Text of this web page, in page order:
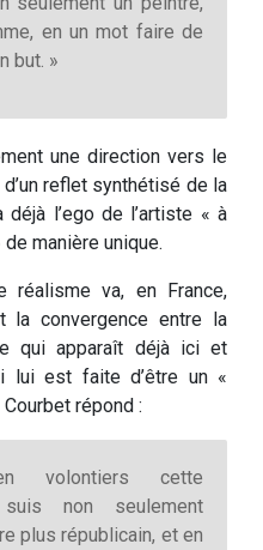
en un mot faire de
but. »
une direction vers le
reflet synthétisé de la
déjà l’ego de l’artiste « à
de manière unique.
va, en France,
la convergence entre la
qui apparaît déjà ici et
lui est faite d’être un «
répond :
volontiers cette
non seulement
plus républicain, et en